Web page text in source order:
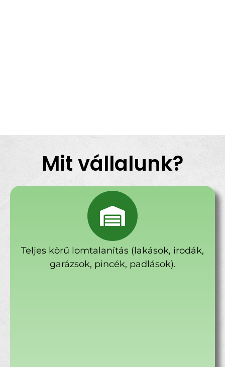
Mit vállalunk?
Teljes körű lomtalanítás (lakások, irodák,
garázsok, pincék, padlások).